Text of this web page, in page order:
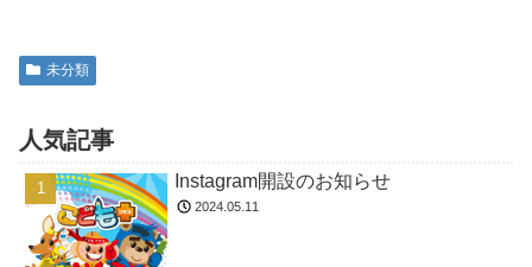
未分類
人気記事
Instagram開設のお知らせ
2024.05.11